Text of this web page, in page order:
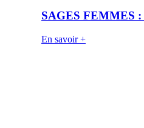
SAGES FEMMES :
En savoir +